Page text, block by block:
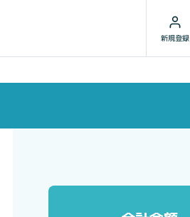
新規登録